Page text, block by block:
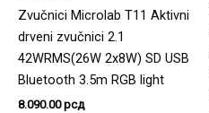
Zvučnici Microlab T11 Aktivni
drveni zvučnici 2.1
42WRMS(26W 2x8W) SD USB
Bluetooth 3.5m RGB light
8.090.00рсд